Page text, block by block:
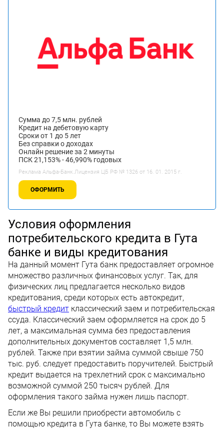
Сумма до 7,5 млн. рублей
Кредит на дебетовую карту
Сроки от 1 до 5 лет
Без справки о доходах
Онлайн решение за 2 минуты
ПСК 21,153% - 46,990% годовых
Реклама Альфа-Банк.Лицензия ЦБ РФ № 1326 от 16. 01. 2015 г.
ОФОРМИТЬ
Условия оформления
потребительского кредита в Гута
банке и виды кредитования
На данный момент Гута банк предоставляет огромное
множество различных финансовых услуг. Так, для
физических лиц предлагается несколько видов
кредитования, среди которых есть автокредит,
быстрый кредит классический заем и потребительская
ссуда. Классический заем оформляется на срок до 5
лет, а максимальная сумма без предоставления
дополнительных документов составляет 1,5 млн.
рублей. Также при взятии займа суммой свыше 750
тыс. руб. следует предоставить поручителей. Быстрый
кредит выдается на трехлетний срок с максимально
возможной суммой 250 тысяч рублей. Для
оформления такого займа нужен лишь паспорт.
Если же Вы решили приобрести автомобиль с
помощью кредита в Гута банке, то Вы можете взять